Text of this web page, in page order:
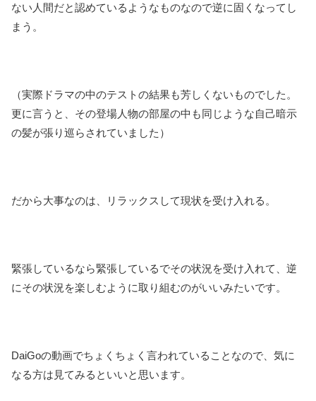
ない人間だと認めているようなものなので逆に固くなってし
まう。
（実際ドラマの中のテストの結果も芳しくないものでした。
更に言うと、その登場人物の部屋の中も同じような自己暗示
の髪が張り巡らされていました）
だから大事なのは、リラックスして現状を受け入れる。
緊張しているなら緊張しているでその状況を受け入れて、逆
にその状況を楽しむように取り組むのがいいみたいです。
DaiGoの動画でちょくちょく言われていることなので、気に
なる方は見てみるといいと思います。